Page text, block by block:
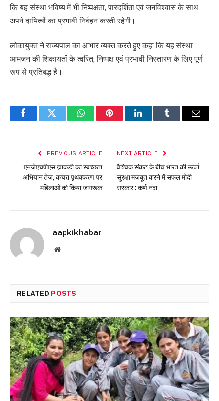
कि यह संस्था भविष्य में भी निष्पक्षता, पारदर्शिता एवं जनविश्वास के साथ
अपने दायित्वों का प्रभावी निर्वहन करती रहेगी।
लोकायुक्त ने राज्यपाल का आभार व्यक्त करते हुए कहा कि यह संस्था
आमजन की शिकायतों के त्वरित, निष्पक्ष एवं प्रभावी निस्तारण के लिए पूर्ण
रूप से प्रतिबद्ध है।
FacebookTwitter WhatsAppPinterestLinkedInTumblr Email
PREVIOUS ARTICLE
एनजेएचपीएस झाकड़ी का स्वच्छता
अभियान तेज, कचरा पृथक्करण पर
महिलाओं को किया जागरूक
NEXT ARTICLE
वैश्विक संकट के बीच भारत की ऊर्जा
सुरक्षा मजबूत करने में सफल मोदी
सरकार : कर्ण नंदा
aapkikhabar
Website
RELATED POSTS